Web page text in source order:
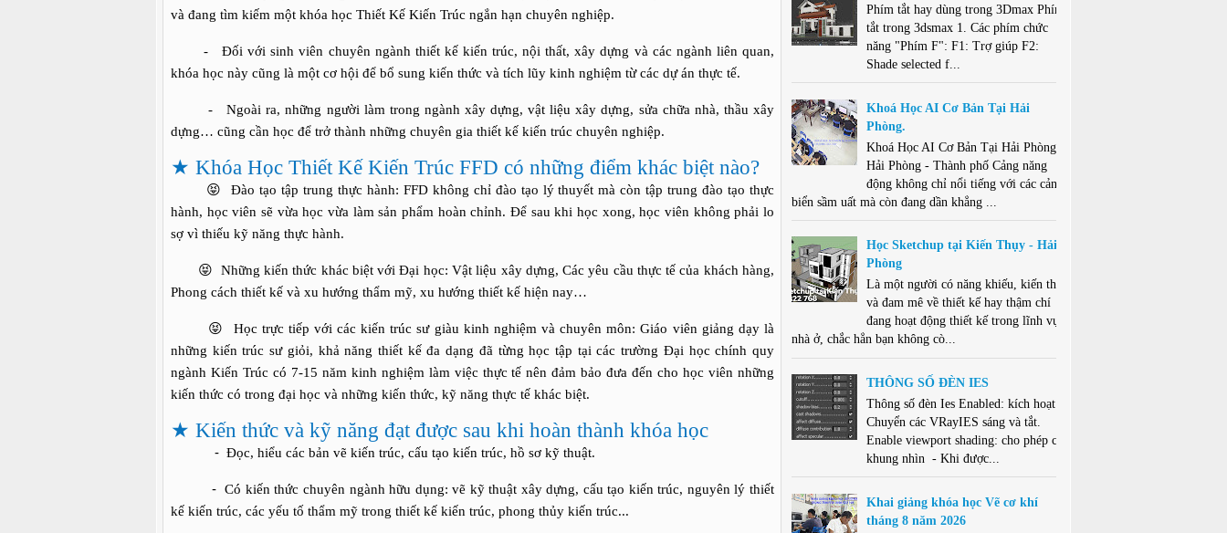
và đang tìm kiếm một khóa học Thiết Kế Kiến Trúc ngắn hạn chuyên nghiệp.
-
Đối với sinh viên chuyên ngành thiết kế kiến trúc, nội thất, xây dựng và các ngành liên quan,
khóa học này cũng là một cơ hội để bổ sung kiến thức và tích lũy kinh nghiệm từ các dự án thực tế.
-
Ngoài ra, những người làm trong ngành xây dựng, vật liệu xây dựng, sửa chữa nhà, thầu xây
dựng… cũng cần học để trở thành những chuyên gia thiết kế kiến trúc chuyên nghiệp.
★ Khóa Học Thiết Kế Kiến Trúc FFD có những điểm khác biệt nào?
😝
Đào tạo tập trung thực hành: FFD không chỉ đào tạo lý thuyết mà còn tập trung đào tạo thực
hành, học viên sẽ vừa học vừa làm sản phẩm hoàn chỉnh. Để sau khi học xong, học viên không phải lo
sợ vì thiếu kỹ năng thực hành.
😝
Những kiến thức khác biệt với Đại học: Vật liệu xây dựng, Các yêu cầu thực tế của khách hàng,
Phong cách thiết kế và xu hướng thẩm mỹ, xu hướng thiết kế hiện nay…
😝
Học trực tiếp với các kiến trúc sư giàu kinh nghiệm và chuyên môn: Giáo viên giảng dạy là
những kiến trúc sư giỏi, khả năng thiết kế đa dạng đã từng học tập tại các trường Đại học chính quy
ngành Kiến Trúc có 7-15 năm kinh nghiệm làm việc thực tế nên đảm bảo đưa đến cho học viên những
kiến thức có trong đại học và những kiến thức, kỹ năng thực tế khác biệt.
★ Kiến thức và kỹ năng đạt được sau khi hoàn thành khóa học
- Đọc, hiểu các bản vẽ kiến trúc, cấu tạo kiến trúc, hồ sơ kỹ thuật.
- Có kiến thức chuyên ngành hữu dụng: vẽ kỹ thuật xây dựng, cấu tạo kiến trúc, nguyên lý thiết
kế kiến trúc, các yếu tố thẩm mỹ trong thiết kế kiến trúc, phong thủy kiến trúc...
Phím tắt hay dùng trong 3Dmax Phím
tắt trong 3dsmax 1. Các phím chức
năng "Phím F": F1: Trợ giúp F2:
Shade selected f...
Khoá Học AI Cơ Bản Tại Hải
Phòng.
Khoá Học AI Cơ Bản Tại Hải Phòng .
Hải Phòng - Thành phố Cảng năng
động không chỉ nổi tiếng với các cảng
biển sầm uất mà còn đang dần khẳng ...
Học Sketchup tại Kiến Thụy - Hải
Phòng
Là một người có năng khiếu, kiến thức
và đam mê về thiết kế hay thậm chí
đang hoạt động thiết kế trong lĩnh vực
nhà ở, chắc hẳn bạn không cò...
THÔNG SỐ ĐÈN IES
Thông số đèn Ies Enabled: kích hoạt -
Chuyển các VRayIES sáng và tắt.
Enable viewport shading: cho phép che
khung nhìn - Khi được...
Khai giảng khóa học Vẽ cơ khí
tháng 8 năm 2026